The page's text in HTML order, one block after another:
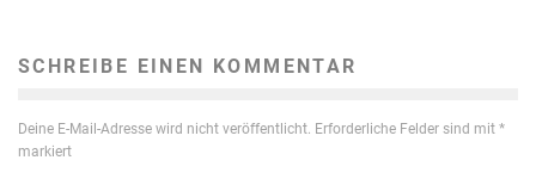
SCHREIBE EINEN KOMMENTAR
Deine E-Mail-Adresse wird nicht veröffentlicht. Erforderliche Felder sind mit *
markiert